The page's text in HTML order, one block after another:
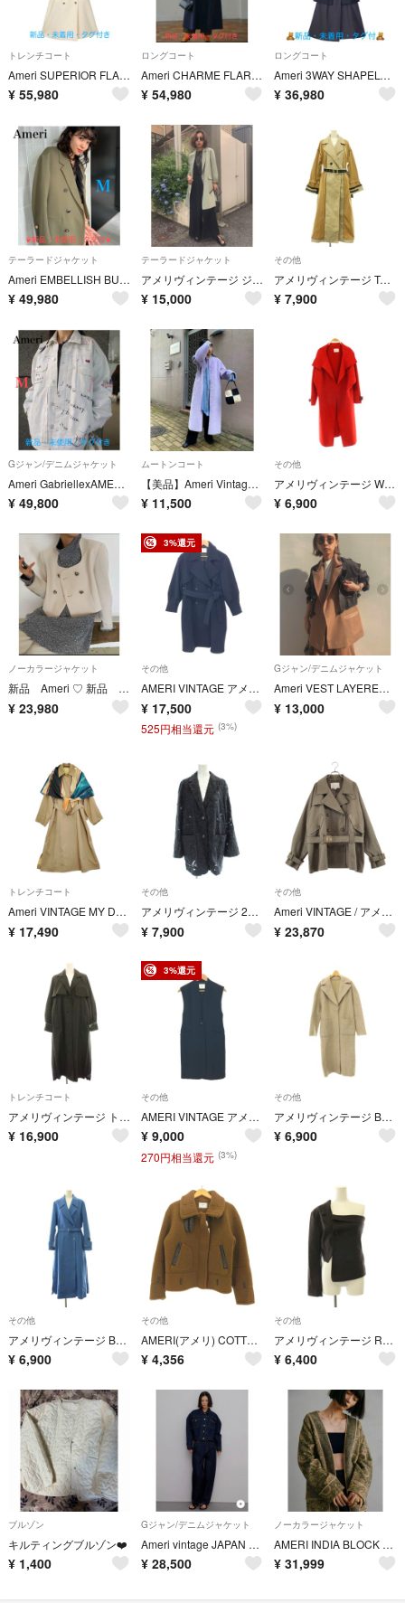
トレンチコート
Ameri SUPERIOR FLARE TRENCH COAT ①
¥ 55,980
ロングコート
Ameri CHARME FLARE LONG COAT
¥ 54,980
ロングコート
Ameri 3WAY SHAPELY TAILORED COAT
¥ 36,980
テーラードジャケット
Ameri EMBELLISH BUTTON PAPA TW JACKET
¥ 49,980
テーラードジャケット
アメリヴィンテージ ジャケット
¥ 15,000
その他
アメリヴィンテージ TAPE SEAM INVERT TAPE COAT
¥ 7,900
Gジャン/デニムジャケット
Ameri GabriellexAMERI 10TH HISTORY JACKET
¥ 49,800
ムートンコート
【美品】Ameri Vintageアメリ リバーシブルムートンコート ラベンダー
¥ 11,500
その他
アメリヴィンテージ WRAP COLLAR COAT コート ロングコート
¥ 6,900
ノーカラージャケット
新品 Ameri ♡ 新品 Ameri♡ OTONA MUSE CURVE HEART JACKET♡
¥ 23,980
3%還元
その他
AMERI VINTAGE アメリヴィンテージ バルーンスリーブ コート サイズ:F ビックシルエット/ロング ウール ネイビー レディース / 240001213510
¥ 17,500
525円相当還元 (3%)
Gジャン/デニムジャケット
Ameri VEST LAYERED DENIM JACKET
¥ 13,000
トレンチコート
Ameri VINTAGE MY DEAR REVERSIBLE TRENCH COAT スカーフ付き 定価37400円 トレンチコート ベージュ レディース アメリヴィンテージ【中古】6-0704M♪
¥ 17,490
その他
アメリヴィンテージ 24SS ATHENA CUT WORK JACKET
¥ 7,900
その他
Ameri VINTAGE / アメリヴィンテージ | DADDY MIDI TRENCH COAT トレンチコート | M | ブラウン系 | レディース
¥ 23,870
トレンチコート
アメリヴィンテージ トレンチコート スプリングコート ロング プリーツ切替 F
¥ 16,900
3%還元
その他
AMERI VINTAGE アメリヴィンテージ ロングジレ サイズ:S ロングベスト/セレモニー ブラック レディース / 240001215046
¥ 9,000
270円相当還元 (3%)
その他
アメリヴィンテージ BLANKET LIKE FAKE MOUTON COAT
¥ 6,900
その他
アメリヴィンテージ BELT FLARE LONG COAT コート チェスター
¥ 6,900
その他
AMERI(アメリ) COTTON CANDY FLIGHT JACKET
¥ 4,356
その他
アメリヴィンテージ REMAKE LIKE JACKET TOP ジャケット
¥ 6,400
ブルゾン
キルティングブルゾン❤️
¥ 1,400
Gジャン/デニムジャケット
Ameri vintage JAPAN MADE BACK FLARE DENIM JACKET
¥ 28,500
ノーカラージャケット
AMERI INDIA BLOCK PRINT JACKET
¥ 31,999